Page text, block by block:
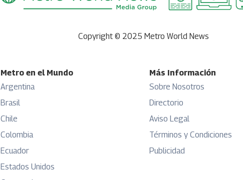
Copyright © 2025 Metro World News
Metro en el Mundo
Argentina
Brasil
Chile
Colombia
Ecuador
Estados Unidos
Más Información
Sobre Nosotros
Directorio
Aviso Legal
Términos y Condiciones
Publicidad